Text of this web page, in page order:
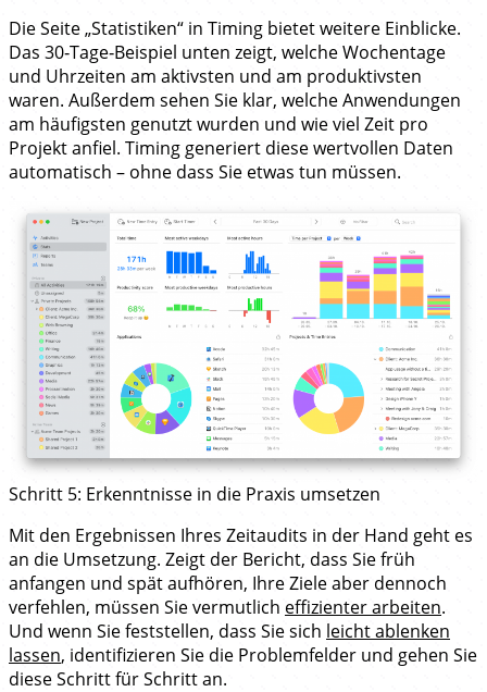
Die Seite „Statistiken“ in Timing bietet weitere Einblicke.
Das 30‑Tage‑Beispiel unten zeigt, welche Wochentage
und Uhrzeiten am aktivsten und am produktivsten
waren. Außerdem sehen Sie klar, welche Anwendungen
am häufigsten genutzt wurden und wie viel Zeit pro
Projekt anfiel. Timing generiert diese wertvollen Daten
automatisch – ohne dass Sie etwas tun müssen.
Schritt 5: Erkenntnisse in die Praxis umsetzen
Mit den Ergebnissen Ihres Zeitaudits in der Hand geht es
an die Umsetzung. Zeigt der Bericht, dass Sie früh
anfangen und spät aufhören, Ihre Ziele aber dennoch
verfehlen, müssen Sie vermutlich effizienter arbeiten.
Und wenn Sie feststellen, dass Sie sich leicht ablenken
lassen, identifizieren Sie die Problemfelder und gehen Sie
diese Schritt für Schritt an.